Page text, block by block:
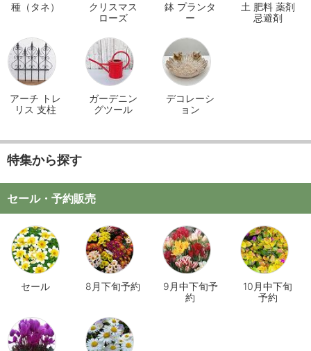
種（タネ）
クリスマス
ローズ
鉢 プランタ
ー
土 肥料 薬剤
忌避剤
アーチ トレ
リス 支柱
ガーデニン
グツール
デコレーシ
ョン
特集から探す
セール・予約販売
セール 8月下旬予約
9月中下旬予
約
10月中下旬
予約